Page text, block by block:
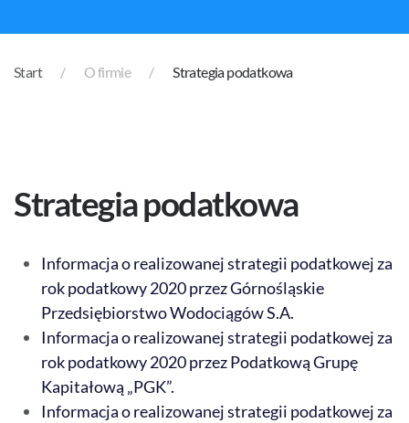
Start O firmie Strategia podatkowa
Strategia podatkowa
Informacja o realizowanej strategii podatkowej za
rok podatkowy 2020 przez Górnośląskie
Przedsiębiorstwo Wodociągów S.A.
Informacja o realizowanej strategii podatkowej za
rok podatkowy 2020 przez Podatkową Grupę
Kapitałową „PGK”.
Informacja o realizowanej strategii podatkowej za